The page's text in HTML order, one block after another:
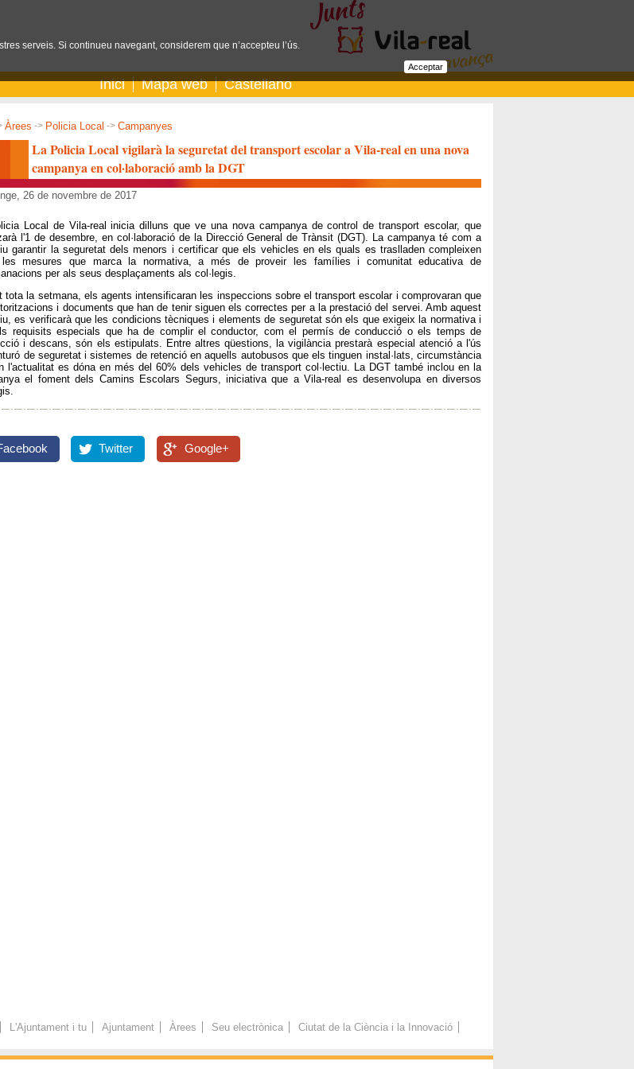
Inici Mapa web Castellano
Àrees -> Policia Local -> Campanyes
La Policia Local vigilarà la seguretat del transport escolar a Vila-real en una nova
campanya en col·laboració amb la DGT
26 de novembre de 2017
Local de Vila-real inicia dilluns que ve una nova campanya de control de transport escolar, que
l'1 de desembre, en col·laboració de la Direcció General de Trànsit (DGT). La campanya té com a
garantir la seguretat dels menors i certificar que els vehicles en els quals es traslladen compleixen
mesures que marca la normativa, a més de proveir les famílies i comunitat educativa de
per als seus desplaçaments als col·legis.
tota la setmana, els agents intensificaran les inspeccions sobre el transport escolar i comprovaran que
i documents que han de tenir siguen els correctes per a la prestació del servei. Amb aquest
es verificarà que les condicions tècniques i elements de seguretat són els que exigeix la normativa i
requisits especials que ha de complir el conductor, com el permís de conducció o els temps de
i descans, són els estipulats. Entre altres qüestions, la vigilància prestarà especial atenció a l'ús
de seguretat i sistemes de retenció en aquells autobusos que els tinguen instal·lats, circumstància
l'actualitat es dóna en més del 60% dels vehicles de transport col·lectiu. La DGT també inclou en la
el foment dels Camins Escolars Segurs, iniciativa que a Vila-real es desenvolupa en diversos
Twitter Google+
L'Ajuntament i tu Ajuntament Àrees Seu electrònica Ciutat de la Ciència i la Innovació
serveis. Si continueu navegant, considerem que n’accepteu l’ús.
Acceptar